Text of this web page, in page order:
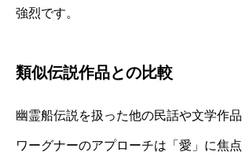
強烈です。
類似伝説作品との比較
幽霊船伝説を扱った他の民話や文学作品
ワーグナーのアプローチは「愛」に焦